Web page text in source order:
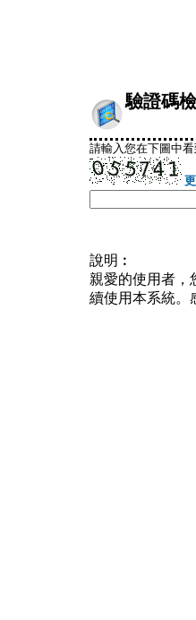
驗證碼
請輸入您在下圖中
說明︰
親愛的使用者，
續使用本系統。